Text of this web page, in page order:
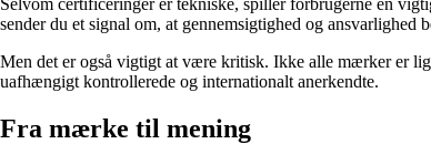
sender du et signal om, at gennemsigtighed og ansvarlighed
Men det er også vigtigt at være kritisk. Ikke alle mærker er
uafhængigt kontrollerede og internationalt anerkendte.
Fra mærke til mening